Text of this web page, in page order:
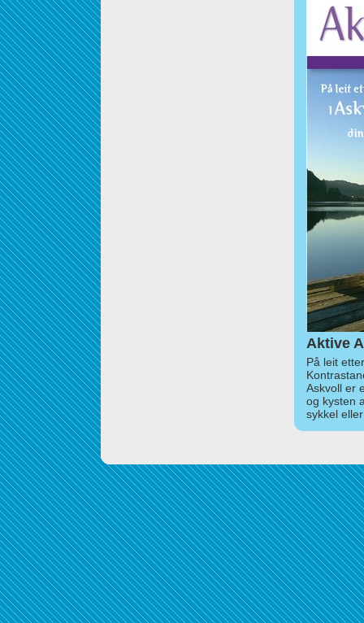
Aktive
På leit
Askvoll er
og kysten
sykkel